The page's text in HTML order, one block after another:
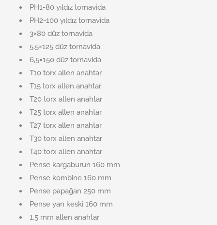
PH1-80 yıldız tornavida
PH2-100 yıldız tornavida
3×80 düz tornavida
5,5×125 düz tornavida
6,5×150 düz tornavida
T10 torx allen anahtar
T15 torx allen anahtar
T20 torx allen anahtar
T25 torx allen anahtar
T27 torx allen anahtar
T30 torx allen anahtar
T40 torx allen anahtar
Pense kargaburun 160 mm
Pense kombine 160 mm
Pense papağan 250 mm
Pense yan keski 160 mm
1.5 mm allen anahtar